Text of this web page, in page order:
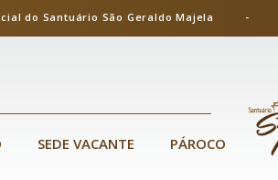
do Santuário São Geraldo Majela
SEDE VACANTE PÁROCO